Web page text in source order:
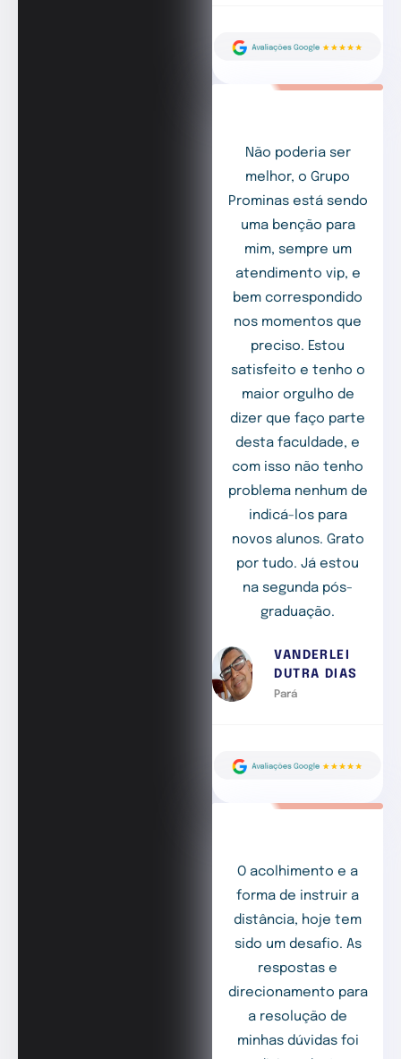
Não poderia ser
melhor, o Grupo
Prominas está sendo
uma benção para
mim, sempre um
atendimento vip, e
bem correspondido
nos momentos que
preciso. Estou
satisfeito e tenho o
maior orgulho de
dizer que faço parte
desta faculdade, e
com isso não tenho
problema nenhum de
indicá-los para
novos alunos. Grato
por tudo. Já estou
na segunda pós-
graduação.
VANDERLEI
DUTRA DIAS
Pará
O acolhimento e a
forma de instruir a
distância, hoje tem
sido um desafio. As
respostas e
direcionamento para
a resolução de
minhas dúvidas foi